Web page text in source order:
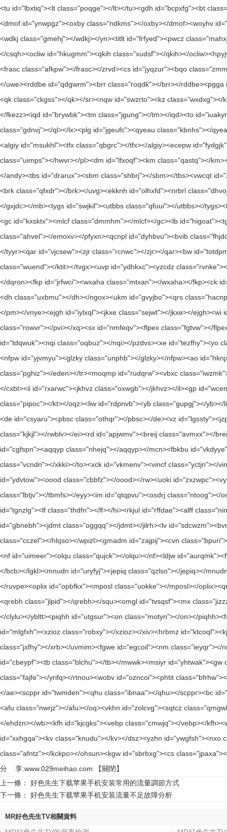
www.029meihao.com 【關閉 】
分 享:
上一條： 好色先生下载苹果手机安装常用的流量調節方式
下一條： 好色先生下载苹果手机安装流量不足故障分析
MR好色先生TV相關資料